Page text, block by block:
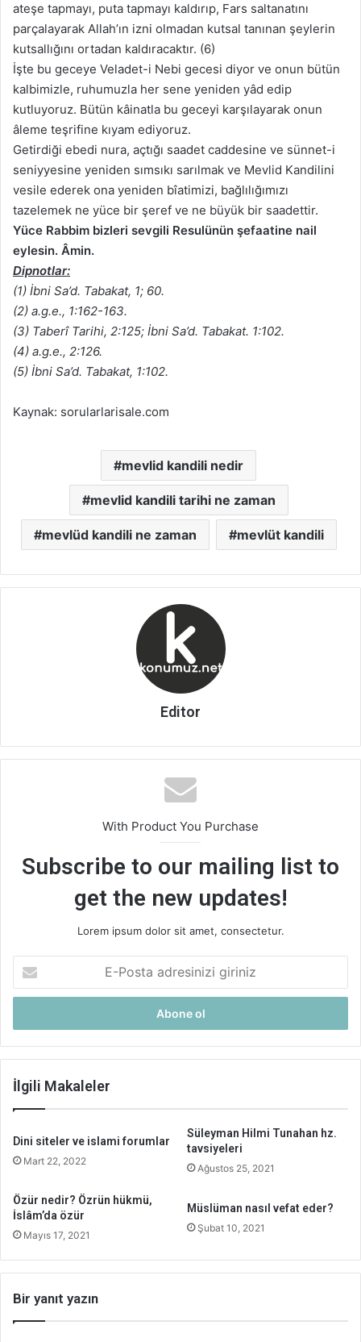
ateşe tapmayı, puta tapmayı kaldırıp, Fars saltanatını
parçalayarak Allah’ın izni olmadan kutsal tanınan şeylerin
kutsallığını ortadan kaldıracaktır. (6)
İşte bu geceye Veladet-i Nebi gecesi diyor ve onun bütün
kalbimizle, ruhumuzla her sene yeniden yâd edip
kutluyoruz. Bütün kâinatla bu geceyi karşılayarak onun
âleme teşrifine kıyam ediyoruz.
Getirdiği ebedi nura, açtığı saadet caddesine ve sünnet-i
seniyyesine yeniden sımsıkı sarılmak ve Mevlid Kandilini
vesile ederek ona yeniden bîatimizi, bağlılığımızı
tazelemek ne yüce bir şeref ve ne büyük bir saadettir.
Yüce Rabbim bizleri sevgili Resulünün şefaatine nail
eylesin. Âmin.
Dipnotlar:
(1) İbni Sa’d. Tabakat, 1; 60.
(2) a.g.e., 1:162-163.
(3) Taberî Tarihi, 2:125; İbni Sa’d. Tabakat. 1:102.
(4) a.g.e., 2:126.
(5) İbni Sa’d. Tabakat, 1:102.
Kaynak: sorularlarisale.com
mevlid kandili nedir
mevlid kandili tarihi ne zaman
mevlüd kandili ne zaman mevlüt kandili
Editor
With Product You Purchase
Subscribe to our mailing list to
get the new updates!
Lorem ipsum dolor sit amet, consectetur.
Posta
adresinizi
İlgili Makaleler
Dini siteler ve islami forumlar
Mart 22, 2022
Süleyman Hilmi Tunahan hz.
tavsiyeleri
Ağustos 25, 2021
Özür nedir? Özrün hükmü,
İslâm’da özür
Mayıs 17, 2021
Müslüman nasıl vefat eder?
Şubat 10, 2021
Bir yanıt yazın